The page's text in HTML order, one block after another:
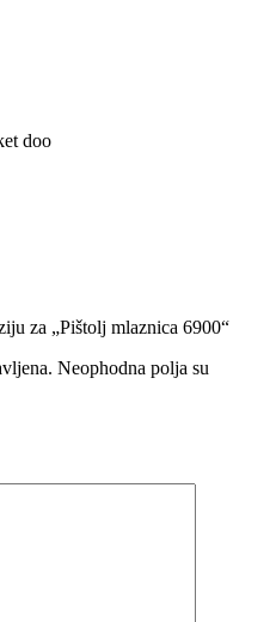
doo
za „Pištolj mlaznica 6900“
Neophodna polja su